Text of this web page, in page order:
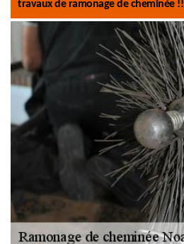
travaux de ramonage de cheminée !!